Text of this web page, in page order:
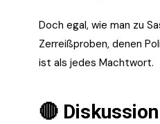
Doch egal, wie man zu
Zerreißproben, denen
ist als jedes Machtwort.
🔴